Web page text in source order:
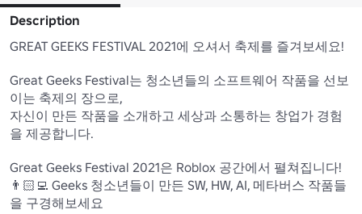
Description
GREAT GEEKS FESTIVAL 2021에 오셔서 축제를 즐겨보세요!
Great Geeks Festival는 청소년들의 소프트웨어 작품을 선보
이는 축제의 장으로,
자신이 만든 작품을 소개하고 세상과 소통하는 창업가 경험
을 제공합니다.
Great Geeks Festival 2021은 Roblox 공간에서 펼쳐집니다!
👨🏻‍💻 Geeks 청소년들이 만든 SW, HW, AI, 메타버스 작품들
을 구경해보세요